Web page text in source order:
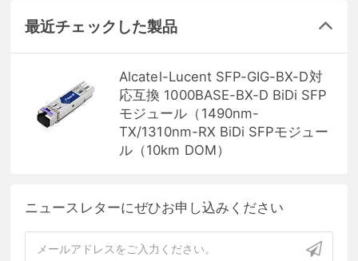
最近チェックした製品
Alcatel-Lucent SFP-GIG-BX-D対
応互換 1000BASE-BX-D BiDi SFP
モジュール（1490nm-
TX/1310nm-RX BiDi SFPモジュー
ル（10km DOM）
ニュースレターにぜひお申し込みください